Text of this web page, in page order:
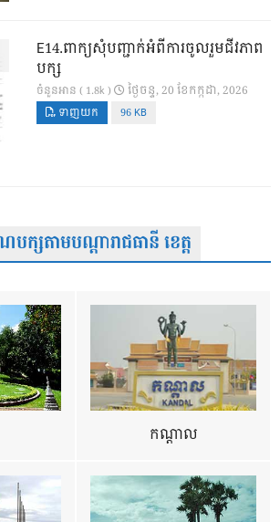
E14.ពាក្យសុំបញ្ជាក់អំពីការចូលរួមជីវភាព
បក្ស
ចំនួនអាន ( 1.8k ) ថ្ងៃ​ចន្ទ, 20 ខែ​កក្កដា, 2026
ទាញយក 96 KB
សតាមបណ្តារាជធានី ខេត្ត
កណ្តាល